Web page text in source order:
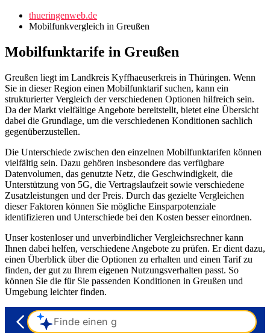
thueringenweb.de
Mobilfunkvergleich in Greußen
Mobilfunktarife in Greußen
Greußen liegt im Landkreis Kyffhaeuserkreis in Thüringen. Wenn
Sie in dieser Region einen Mobilfunktarif suchen, kann ein
strukturierter Vergleich der verschiedenen Optionen hilfreich sein.
Da der Markt vielfältige Angebote bereitstellt, bietet eine Übersicht
dabei die Grundlage, um die verschiedenen Konditionen sachlich
gegenüberzustellen.
Die Unterschiede zwischen den einzelnen Mobilfunktarifen können
vielfältig sein. Dazu gehören insbesondere das verfügbare
Datenvolumen, das genutzte Netz, die Geschwindigkeit, die
Unterstützung von 5G, die Vertragslaufzeit sowie verschiedene
Zusatzleistungen und der Preis. Durch das gezielte Vergleichen
dieser Faktoren können Sie mögliche Einsparpotenziale
identifizieren und Unterschiede bei den Kosten besser einordnen.
Unser kostenloser und unverbindlicher Vergleichsrechner kann
Ihnen dabei helfen, verschiedene Angebote zu prüfen. Er dient dazu,
einen Überblick über die Optionen zu erhalten und einen Tarif zu
finden, der gut zu Ihrem eigenen Nutzungsverhalten passt. So
können Sie die für Sie passenden Konditionen in Greußen und
Umgebung leichter finden.